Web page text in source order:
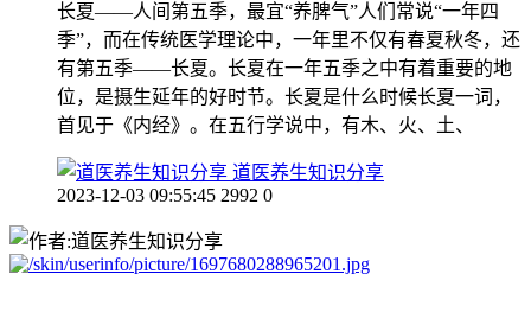
长夏——人间第五季，最宜“养脾气”人们常说“一年四
季”，而在传统医学理论中，一年里不仅有春夏秋冬，还
有第五季——长夏。长夏在一年五季之中有着重要的地
位，是摄生延年的好时节。长夏是什么时候长夏一词，
首见于《内经》。在五行学说中，有木、火、土、
道医养生知识分享
2023-12-03 09:55:45 2992 0